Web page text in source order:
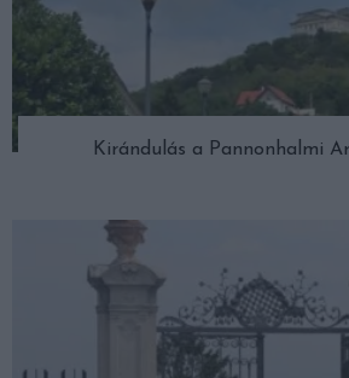
Kirándulás a Pannonhalmi